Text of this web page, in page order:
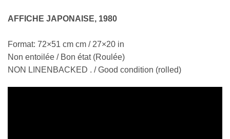
AFFICHE JAPONAISE, 1980
Format: 72×51 cm cm / 27×20 in
Non entoilée / Bon état (Roulée)
NON LINENBACKED . / Good condition (rolled)